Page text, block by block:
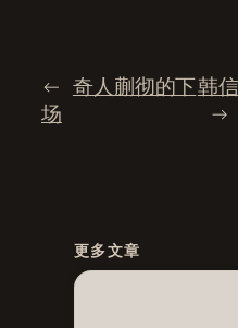
← 奇人蒯彻的下
场
韩
→
更多文章